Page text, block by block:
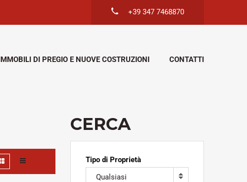
+39 347 7468870
DI PREGIO E NUOVE COSTRUZIONI CONTATTI
CERCA
Tipo di Proprietà
Qualsiasi